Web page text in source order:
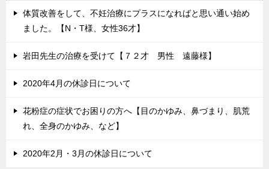
体質改善をして、不妊治療にプラスになればと思い通い始め
ました。【N・T様、女性36才】
岩田先生の治療を受けて【７２才 男性 遠藤様】
2020年4月の休診日について
花粉症の症状でお困りの方へ【目のかゆみ、鼻づまり、肌荒
れ、全身のかゆみ、など】
2020年2月・3月の休診日について